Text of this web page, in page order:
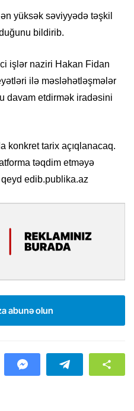
yüksək səviyyədə təşkil
bildirib.
işlər naziri Hakan Fidan
ilə məsləhətləşmələr
davam etdirmək iradəsini
konkret tarix açıqlanacaq.
təqdim etməyə
qeyd edib.publika.az
abunə olun